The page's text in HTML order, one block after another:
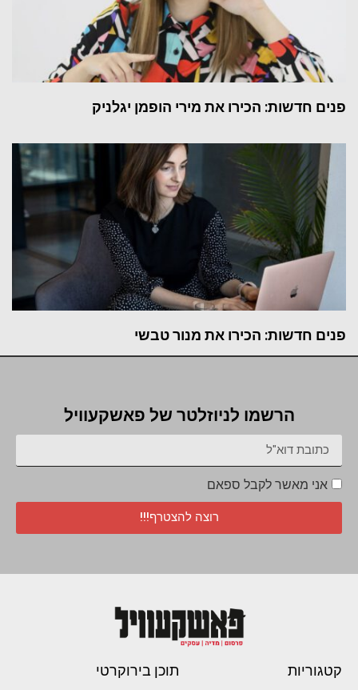
פנים חדשות: הכירו את מירי הופמן יגלניק
פנים חדשות: הכירו את מנור טבשי
הרשמו לניוזלטר של פאשקעוויל
אני מאשר לקבל ספאם
רוצה להצטרף!!!
קטגוריות תוכן בירוקרטי